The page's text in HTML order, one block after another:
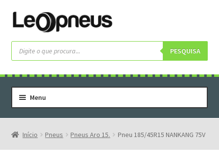
Pular
para
navegação
Pular
para
o
conteúdo
Pesquisar
produtos PESQUISA
Menu
Home
Serviços
Rodas
Início Pneus Pneus Aro 15. Pneu 185/45R15 NANKANG 75V